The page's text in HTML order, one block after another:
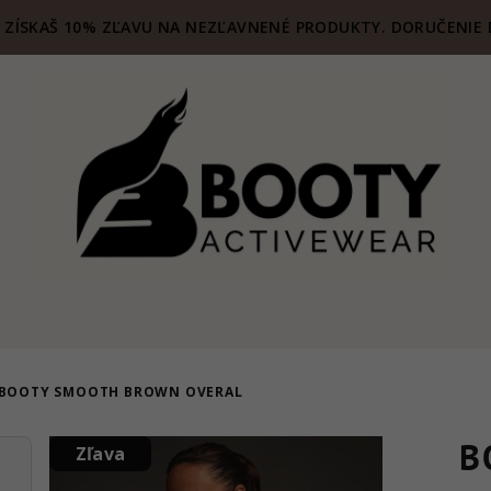
10% ZĽAVU NA NEZĽAVNENÉ PRODUKTY. DORUČENIE
BOOTY SMOOTH BROWN OVERAL
Zľava